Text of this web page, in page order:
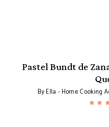
Pastel Bundt de
ByElla - Home Cooking